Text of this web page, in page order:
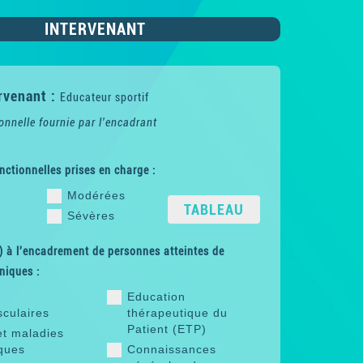
INTERVENANT
: Educateur sportif
fournie par l'encadrant
prises en charge :
Modérées
Sévères
TABLEAU
à l'encadrement de personnes atteintes de
:
maladies
Education
thérapeutique du
Patient (ETP)
Connaissances